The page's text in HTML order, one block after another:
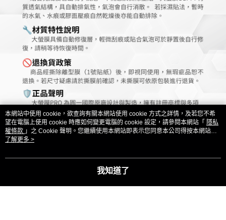
本網站中使用 cookie，欲查詢有關本網站使用 cookie 方式之詳情，及若您不希
望在電腦上使用 cookie 時應如何變更電腦的 cookie 設定，請參閱本網站「 隱私
權條款 」之 Cookie 聲明。您繼續使用本網站即表示您同意本公司得按本網站使
用條款之 Cookie 聲明使用 cookie。
了解更多 >
我知道了